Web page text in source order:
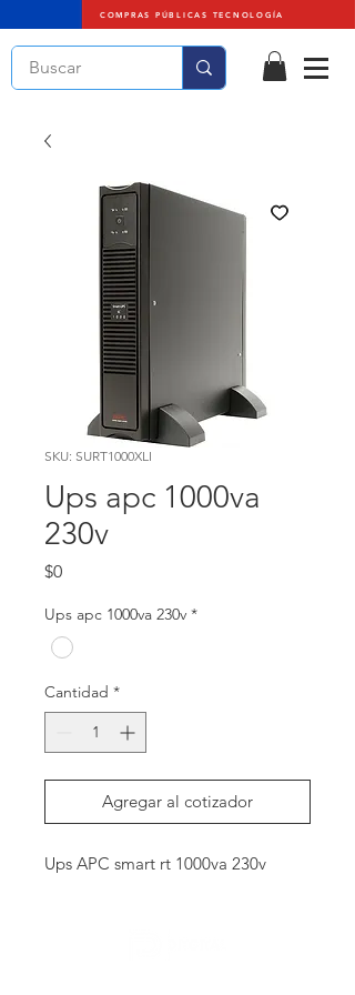
COMPRAS PÚBLICAS TECNOLOGÍA
SKU: SURT1000XLI
Ups apc 1000va
230v
$0Precio
Ups apc 1000va 230v *
Cantidad *
Agregar al cotizador
Ups APC smart rt 1000va 230v